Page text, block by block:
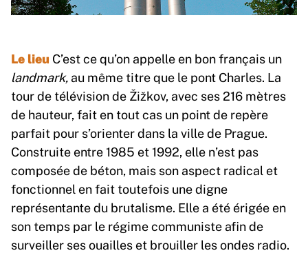
Le lieu C’est ce qu’on appelle en bon français un
landmark, au même titre que le pont Charles. La
tour de télévision de Žižkov, avec ses 216 mètres
de hauteur, fait en tout cas un point de repère
parfait pour s’orienter dans la ville de Prague.
Construite entre 1985 et 1992, elle n’est pas
composée de béton, mais son aspect radical et
fonctionnel en fait toutefois une digne
représentante du brutalisme. Elle a été érigée en
son temps par le régime communiste afin de
surveiller ses ouailles et brouiller les ondes radio.